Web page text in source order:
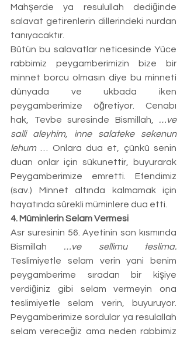
Mahşerde ya resulullah dediğinde
salavat getirenlerin dillerindeki nurdan
tanıyacaktır.
Bütün bu salavatlar neticesinde Yüce
rabbimiz peygamberimizin bize bir
minnet borcu olmasın diye bu minneti
dünyada ve ukbada iken
peygamberimize öğretiyor. Cenabı
hak, Tevbe suresinde Bismillah, …ve
salli aleyhim, inne salateke sekenun
lehum
… Onlara dua et, çünkü senin
duan onlar için sükunettir, buyurarak
Peygamberimize emretti. Efendimiz
(sav.) Minnet altında kalmamak için
hayatında sürekli müminlere dua etti.
4. Müminlerin Selam Vermesi
Asr suresinin 56. Ayetinin son kısmında
Bismillah
Teslimiyetle selam verin yani benim
peygamberime sıradan bir kişiye
verdiğiniz gibi selam vermeyin ona
teslimiyetle selam verin, buyuruyor.
Peygamberimize sordular ya resulallah
selam vereceğiz ama neden rabbimiz